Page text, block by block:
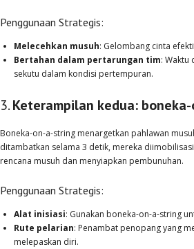
Penggunaan Strategis:
Melecehkan musuh: Gelombang cinta
Bertahan dalam pertarungan tim: Waktu
sekutu dalam kondisi pertempuran.
3.Keterampilan kedua:
Boneka-on-a-string menargetkan pahlawan
ditambatkan selama 3 detik, mereka
rencana musuh dan menyiapkan pembunuhan.
Penggunaan Strategis:
Alat inisiasi: Gunakan boneka-on-a-string
Rute pelarian: Penambat penopang yang
melepaskan diri.